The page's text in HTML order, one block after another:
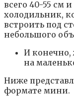
всего 40-55 см
холодильник,
встроить под
небольшого
И конечно,
на
Ниже
формате мини.